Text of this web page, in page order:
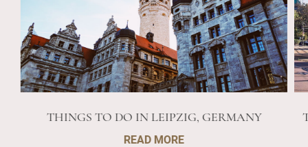
THINGS TO DO IN LEIPZIG, GERMANY
READ MORE